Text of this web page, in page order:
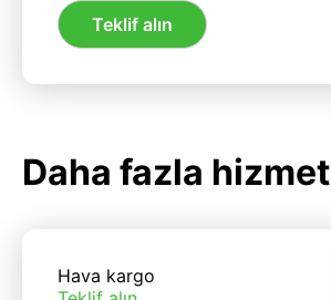
Teklif alın
Daha fazla hizmet
Hava kargo